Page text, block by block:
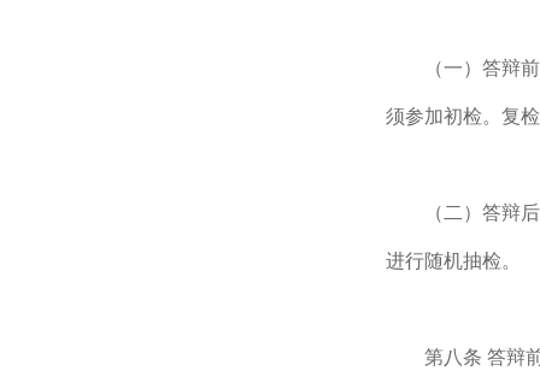
（一）答辩
须参加初检。复
（二）答辩
进行随机抽检。
第八条 答辩